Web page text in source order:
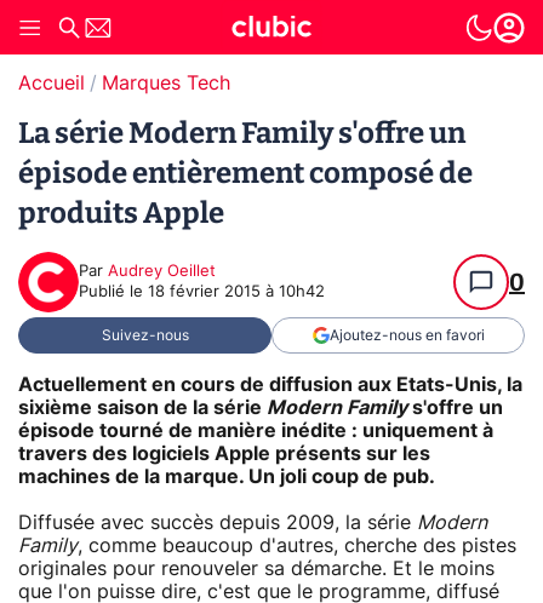
Accueil Marques Tech
La série Modern Family s'offre un
épisode entièrement composé de
produits Apple
Par Audrey Oeillet
Publié le 18 février 2015 à 10h42 0
Suivez-nous Ajoutez-nous en favori
Actuellement en cours de diffusion aux Etats-Unis, la
sixième saison de la série Modern Familys'offre un
épisode tourné de manière inédite : uniquement à
travers des logiciels Apple présents sur les
machines de la marque. Un joli coup de pub.
Diffusée avec succès depuis 2009, la série Modern
Family, comme beaucoup d'autres, cherche des pistes
originales pour renouveler sa démarche. Et le moins
que l'on puisse dire, c'est que le programme, diffusé